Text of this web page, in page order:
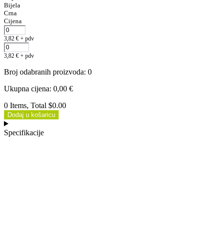
Bijela
Crna
Cijena
3,82 € + pdv
3,82 € + pdv
Broj odabranih proizvoda: 0
Ukupna cijena: 0,00 €
0 Items, Total $0.00
Dodaj u košaricu
Specifikacije